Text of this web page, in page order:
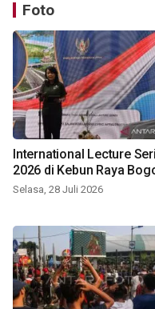
Foto
International Lecture
2026 di Kebun Raya
Selasa, 28 Juli 2026